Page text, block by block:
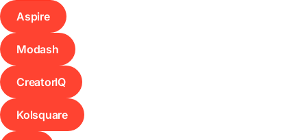
Aspire
Modash
CreatorIQ
Kolsquare